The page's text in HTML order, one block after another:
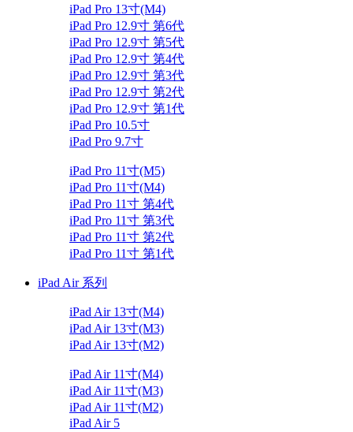
iPad Pro 13寸(M4)
iPad Pro 12.9寸 第6代
iPad Pro 12.9寸 第5代
iPad Pro 12.9寸 第4代
iPad Pro 12.9寸 第3代
iPad Pro 12.9寸 第2代
iPad Pro 12.9寸 第1代
iPad Pro 10.5寸
iPad Pro 9.7寸
iPad Pro 11寸(M5)
iPad Pro 11寸(M4)
iPad Pro 11寸 第4代
iPad Pro 11寸 第3代
iPad Pro 11寸 第2代
iPad Pro 11寸 第1代
iPad Air 系列
iPad Air 13寸(M4)
iPad Air 13寸(M3)
iPad Air 13寸(M2)
iPad Air 11寸(M4)
iPad Air 11寸(M3)
iPad Air 11寸(M2)
iPad Air 5